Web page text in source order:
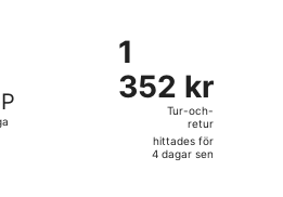
dagar
sen
1
352 kr
Tur-
retur,
hittades
1
352 kr
Tur-och-
retur
hittades för
4 dagar sen
Airlines, med avresa tors